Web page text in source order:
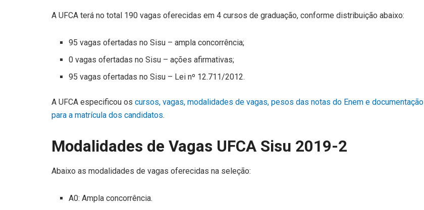
A UFCA terá no total 190 vagas oferecidas em 4 cursos de graduação, conforme distribuição abaixo:
95 vagas ofertadas no Sisu – ampla concorrência;
0 vagas ofertadas no Sisu – ações afirmativas;
95 vagas ofertadas no Sisu – Lei nº 12.711/2012.
A UFCA especificou os cursos, vagas, modalidades de vagas, pesos das notas do Enem e documentação
para a matrícula dos candidatos.
Modalidades de Vagas UFCA Sisu 2019-2
Abaixo as modalidades de vagas oferecidas na seleção:
A0: Ampla concorrência.